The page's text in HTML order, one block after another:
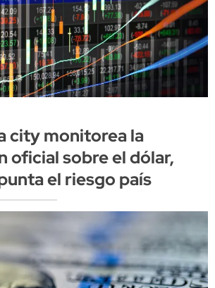
city monitorea la
oficial sobre el dólar,
el riesgo país